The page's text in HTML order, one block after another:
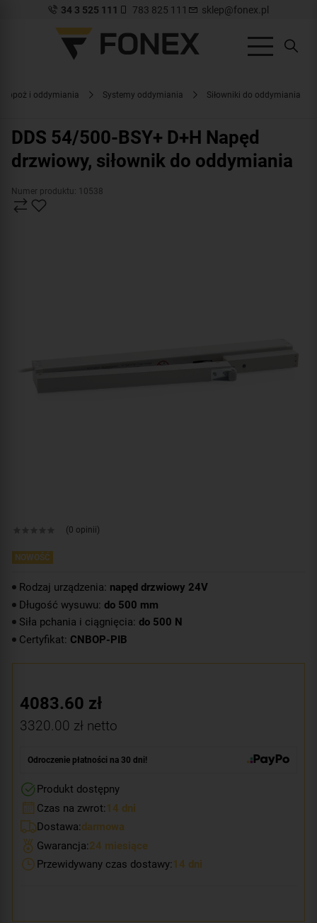
34 3 525 111 783 825 111 sklep@fonex.pl
ppoż i oddymiania Systemy oddymiania Siłowniki do oddymiania
DDS 54/500-BSY+ D+H Napęd
drzwiowy, siłownik do oddymiania
Numer produktu: 10538
(0 opinii)
NOWOŚĆ
Rodzaj urządzenia: napęd drzwiowy 24V
Długość wysuwu: do 500 mm
Siła pchania i ciągnięcia: do 500 N
Certyfikat: CNBOP-PIB
4083.60 zł
3320.00 zł netto
Odroczenie płatności na 30 dni!
Produkt dostępny
Czas na zwrot:14 dni
Dostawa:darmowa
Gwarancja:24 miesiące
Przewidywany czas dostawy:14 dni